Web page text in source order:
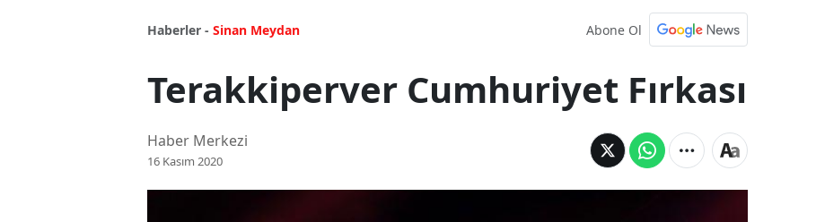
Haberler - Sinan Meydan Abone Ol
Terakkiperver Cumhuriyet Fırkası
Haber Merkezi
16 Kasım 2020